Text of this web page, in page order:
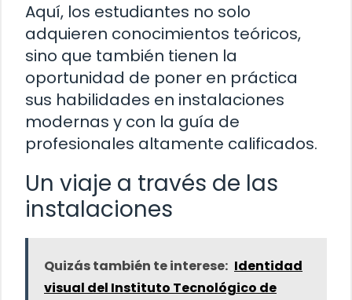
Aquí, los estudiantes no solo
adquieren conocimientos teóricos,
sino que también tienen la
oportunidad de poner en práctica
sus habilidades en instalaciones
modernas y con la guía de
profesionales altamente calificados.
Un viaje a través de las
instalaciones
Quizás también te interese: Identidad
visual del Instituto Tecnológico de